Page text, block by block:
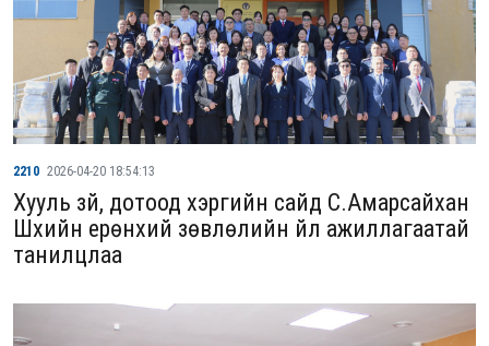
2210 2026-04-20 18:54:13
Хууль зүй, дотоод хэргийн сайд С.Амарсайхан
Шүүхийн ерөнхий зөвлөлийн үйл ажиллагаатай
танилцлаа